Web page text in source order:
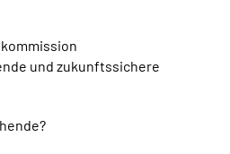
und zukunftssichere